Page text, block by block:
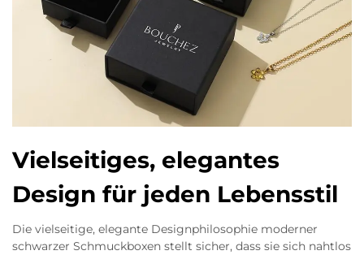
Vielseitiges, elegantes
Design für jeden Lebensstil
Die vielseitige, elegante Designphilosophie moderner
schwarzer Schmuckboxen stellt sicher, dass sie sich nahtlos